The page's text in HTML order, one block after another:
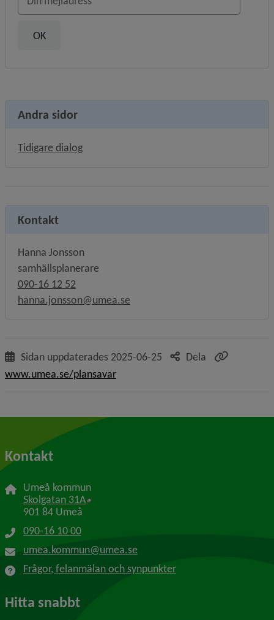
Andra sidor
Tidigare dialog
Kontakt
Hanna Jonsson
samhällsplanerare
090-16 12 52
hanna.jonsson@umea.se
Sidan uppdaterades 2025-06-25
Dela
www.umea.se/plansavar
Kontakt
Umeå kommun
Skolgatan 31A Länk till annan webbplats, öppnas i nytt
901 84 Umeå
090-16 10 00
umea.kommun@umea.se
Frågor, felanmälan och synpunkter
Hitta snabbt